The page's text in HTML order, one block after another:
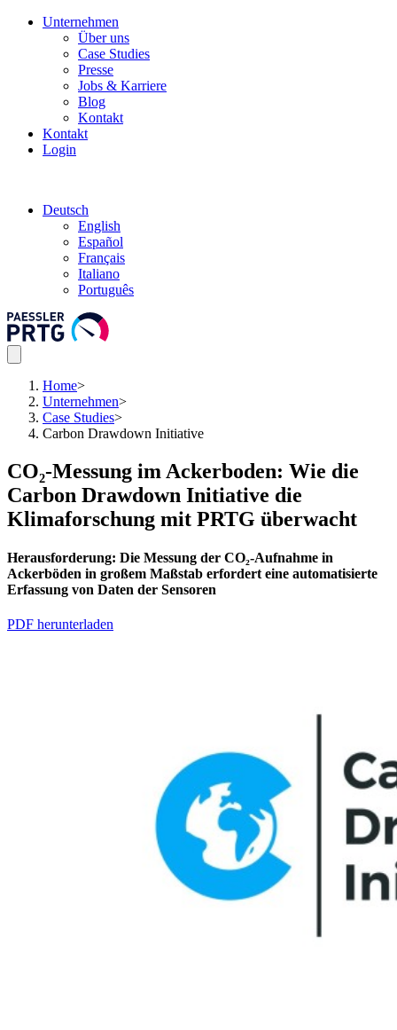
Unternehmen
Über uns
Case Studies
Presse
Jobs & Karriere
Blog
Kontakt
Kontakt
Login
Deutsch
English
Español
Français
Italiano
Português
Home>
Unternehmen>
Case Studies>
Carbon Drawdown Initiative
CO₂-Messung im Ackerboden: Wie die
Carbon Drawdown Initiative die
Klimaforschung mit PRTG überwacht
Herausforderung: Die Messung der CO₂-Aufnahme in
Ackerböden in großem Maßstab erfordert eine automatisierte
Erfassung von Daten der Sensoren
PDF herunterladen